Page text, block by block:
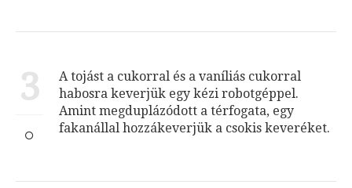
3
A tojást a cukorral és a vaníliás cukorral
habosra keverjük egy kézi robotgéppel.
Amint megduplázódott a térfogata, egy
fakanállal hozzákeverjük a csokis keveréket.